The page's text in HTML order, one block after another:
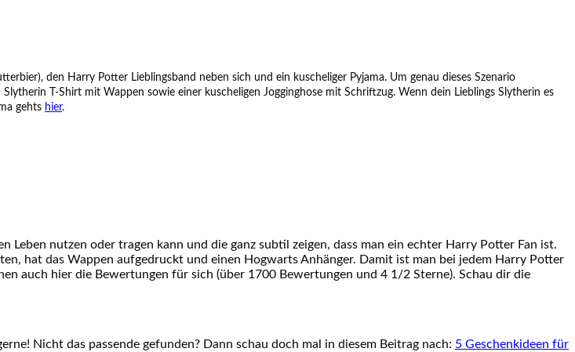
den Harry Potter Lieblingsband neben sich und ein kuscheliger Pyjama. Um genau dieses Szenario
T-Shirt mit Wappen sowie einer kuscheligen Jogginghose mit Schriftzug. Wenn dein Lieblings Slytherin es
gehts hier.
nutzen oder tragen kann und die ganz subtil zeigen, dass man ein echter Harry Potter Fan ist.
hat das Wappen aufgedruckt und einen Hogwarts Anhänger. Damit ist man bei jedem Harry Potter
auch hier die Bewertungen für sich (über 1700 Bewertungen und 4 1/2 Sterne). Schau dir die
Nicht das passende gefunden? Dann schau doch mal in diesem Beitrag nach: 5 Geschenkideen für